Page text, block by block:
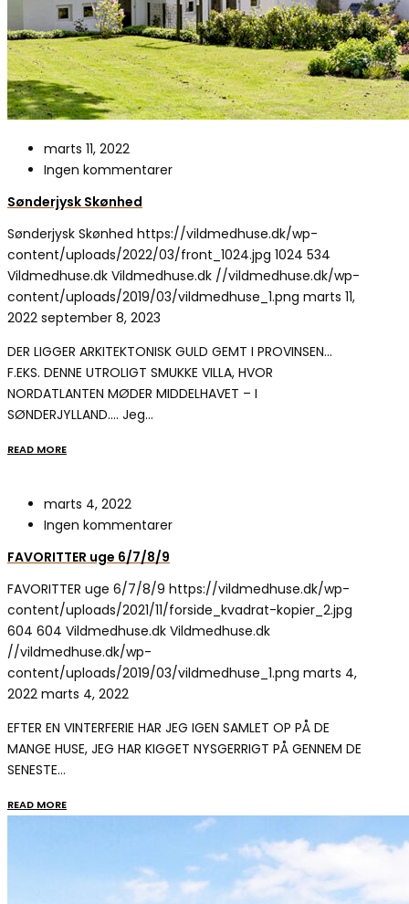
marts 11, 2022
Ingen kommentarer
Sønderjysk Skønhed
Sønderjysk Skønhed https://vildmedhuse.dk/wp-
content/uploads/2022/03/front_1024.jpg 1024 534
Vildmedhuse.dk Vildmedhuse.dk //vildmedhuse.dk/wp-
content/uploads/2019/03/vildmedhuse_1.png marts 11,
2022 september 8, 2023
DER LIGGER ARKITEKTONISK GULD GEMT I PROVINSEN…
F.EKS. DENNE UTROLIGT SMUKKE VILLA, HVOR
NORDATLANTEN MØDER MIDDELHAVET – I
SØNDERJYLLAND…. Jeg…
READ MORE
marts 4, 2022
Ingen kommentarer
FAVORITTER uge 6/7/8/9
FAVORITTER uge 6/7/8/9 https://vildmedhuse.dk/wp-
content/uploads/2021/11/forside_kvadrat-kopier_2.jpg
604 604 Vildmedhuse.dk Vildmedhuse.dk
//vildmedhuse.dk/wp-
content/uploads/2019/03/vildmedhuse_1.png marts 4,
2022 marts 4, 2022
EFTER EN VINTERFERIE HAR JEG IGEN SAMLET OP PÅ DE
MANGE HUSE, JEG HAR KIGGET NYSGERRIGT PÅ GENNEM DE
SENESTE…
READ MORE